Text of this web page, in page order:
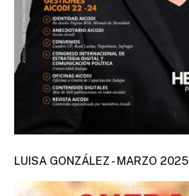
LUISA GONZÁLEZ - MARZO 2025